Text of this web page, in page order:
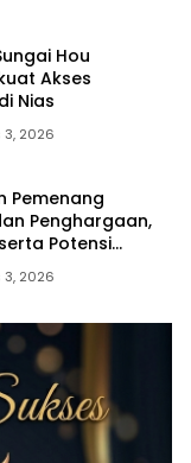
Hou
Akses
Nias
2026
Pemenang
Penghargaan,
Potensi
2026